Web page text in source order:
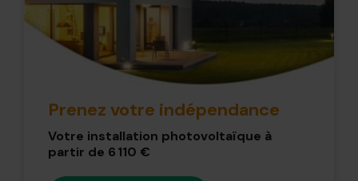
Prenez votre indépendance
Votre installation photovoltaïque à
partir de 6 110 €